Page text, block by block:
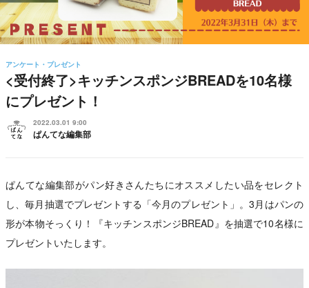
アンケート・プレゼント
<受付終了>キッチンスポンジBREADを10名様
にプレゼント！
2022.03.01 9:00
ぱんてな編集部
ぱんてな編集部がパン好きさんたちにオススメしたい品をセレクト
し、毎月抽選でプレゼントする「今月のプレゼント」。3月はパンの
形が本物そっくり！『キッチンスポンジBREAD』を抽選で10名様に
プレゼントいたします。